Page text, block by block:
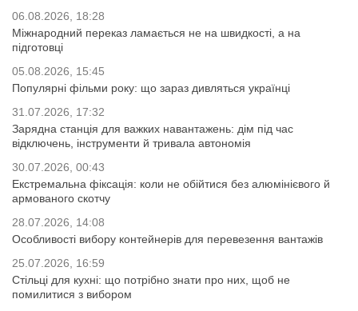
06.08.2026, 18:28
Міжнародний переказ ламається не на швидкості, а на
підготовці
05.08.2026, 15:45
Популярні фільми року: що зараз дивляться українці
31.07.2026, 17:32
Зарядна станція для важких навантажень: дім під час
відключень, інструменти й тривала автономія
30.07.2026, 00:43
Екстремальна фіксація: коли не обійтися без алюмінієвого й
армованого скотчу
28.07.2026, 14:08
Особливості вибору контейнерів для перевезення вантажів
25.07.2026, 16:59
Стільці для кухні: що потрібно знати про них, щоб не
помилитися з вибором